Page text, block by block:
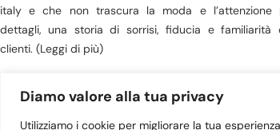
Diamo valore alla tua privacy
Utilizziamo i cookie per migliorare la tua
italy e che non trascura la moda e l’attenzione
dettagli, una storia di sorrisi, fiducia e familiarità
clienti. (Leggi di più)